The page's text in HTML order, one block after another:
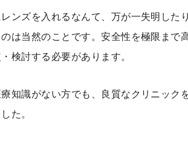
レンズを入れるなんて、万が一失明し
は当然のことです。安全性を極限ま
検討する必要があります。
知識がない方でも、良質なクリニッ
た。